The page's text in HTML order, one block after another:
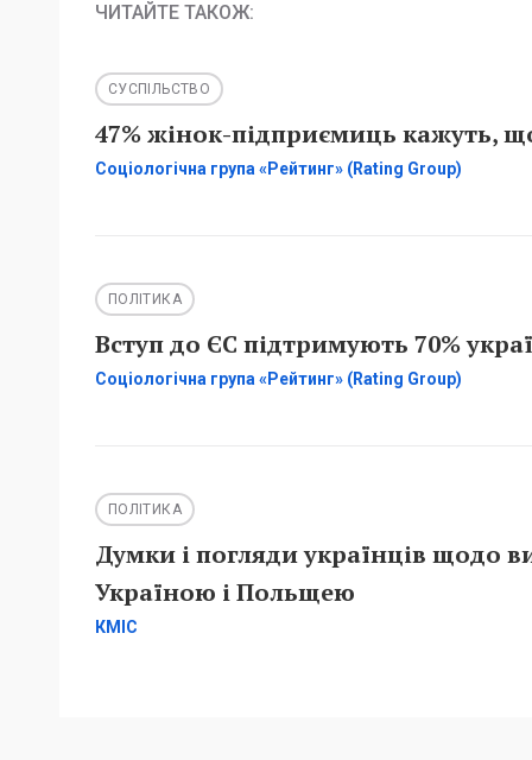
ЧИТАЙТЕ ТАКОЖ:
СУСПІЛЬСТВО
47% жінок-підприємиць кажуть,
Соціологічна група «Рейтинг» (Rating Group)
ПОЛІТИКА
Вступ до ЄС підтримують 70%
Соціологічна група «Рейтинг» (Rating Group)
ПОЛІТИКА
Думки і погляди українців щодо
Україною і Польщею
КМІС